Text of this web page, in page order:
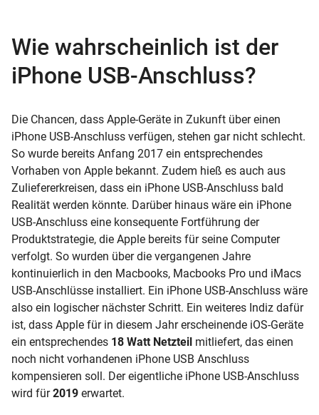
Wie wahrscheinlich ist der
iPhone USB-Anschluss?
Die Chancen, dass Apple-Geräte in Zukunft über einen
iPhone USB-Anschluss verfügen, stehen gar nicht schlecht.
So wurde bereits Anfang 2017 ein entsprechendes
Vorhaben von Apple bekannt. Zudem hieß es auch aus
Zuliefererkreisen, dass ein iPhone USB-Anschluss bald
Realität werden könnte. Darüber hinaus wäre ein iPhone
USB-Anschluss eine konsequente Fortführung der
Produktstrategie, die Apple bereits für seine Computer
verfolgt. So wurden über die vergangenen Jahre
kontinuierlich in den Macbooks, Macbooks Pro und iMacs
USB-Anschlüsse installiert. Ein iPhone USB-Anschluss wäre
also ein logischer nächster Schritt. Ein weiteres Indiz dafür
ist, dass Apple für in diesem Jahr erscheinende iOS-Geräte
ein entsprechendes 18 Watt Netzteil mitliefert, das einen
noch nicht vorhandenen iPhone USB Anschluss
kompensieren soll. Der eigentliche iPhone USB-Anschluss
wird für 2019 erwartet.